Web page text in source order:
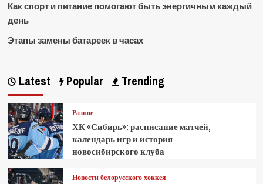
Как спорт и питание помогают быть энергичным каждый
день
Этапы замены батареек в часах
Latest Popular Trending
Разное
ХК «Сибирь»: расписание матчей,
календарь игр и история
новосибирского клуба
Новости белорусского хоккея